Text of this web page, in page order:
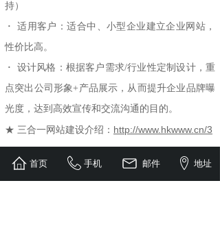
持）
·适用客户：适合中、小型企业建立企业网站，
性价比高。
· 设计风格：根据客户需求/行业性定制设计，重
点突出公司形象+产品展示，从而提升企业品牌曝
光度，达到高效宣传和交流沟通的目的。
★ 三合一网站建设介绍： http://www.hkwww.cn/3
首页 手机 邮件 地址